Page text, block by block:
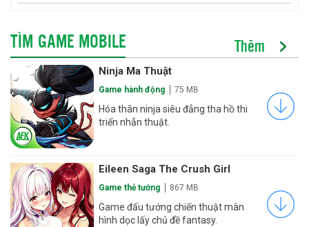
TÌM GAME MOBILE Thêm
Ninja Ma Thuật
Game hành động 75 MB
Hóa thân ninja siêu đẳng tha hồ thi
triển nhẫn thuật.
Eileen Saga The Crush Girl
Game thẻ tướng 867 MB
Game đấu tướng chiến thuật màn
hình dọc lấy chủ đề fantasy.